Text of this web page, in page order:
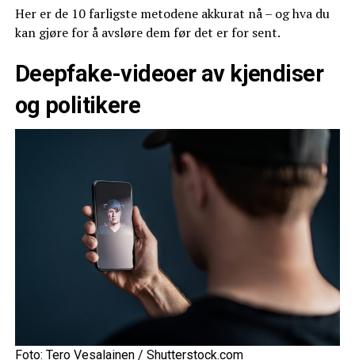
Her er de 10 farligste metodene akkurat nå – og hva du
kan gjøre for å avsløre dem før det er for sent.
Deepfake-videoer av kjendiser
og politikere
Foto: Tero Vesalainen / Shutterstock.com